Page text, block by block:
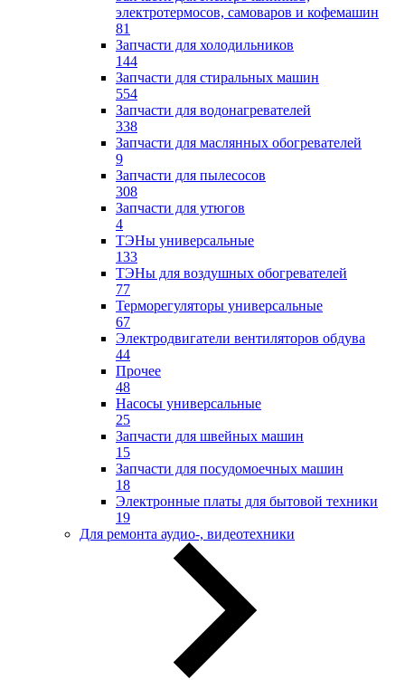
электротермосов, самоваров и кофемашин
81
Запчасти для холодильников
144
Запчасти для стиральных машин
554
Запчасти для водонагревателей
338
Запчасти для маслянных обогревателей
9
Запчасти для пылесосов
308
Запчасти для утюгов
4
ТЭНы универсальные
133
ТЭНы для воздушных обогревателей
77
Терморегуляторы универсальные
67
Электродвигатели вентиляторов обдува
44
Прочее
48
Насосы универсальные
25
Запчасти для швейных машин
15
Запчасти для посудомоечных машин
18
Электронные платы для бытовой техники
19
Для ремонта аудио-, видеотехники